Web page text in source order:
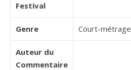
Festival
Genre Court-métrage
Auteur du
Commentaire